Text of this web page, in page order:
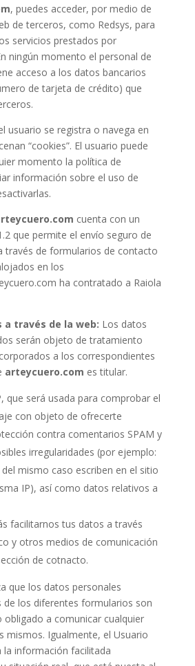
, puedes acceder, por medio de
de terceros, como Redsys, para
servicios prestados por
ningún momento el personal de
acceso a los datos bancarios
de tarjeta de crédito) que
usuario se registra o navega en
“cookies”. El usuario puede
momento la política de
información sobre el uso de
cuenta con un
que permite el envío seguro de
través de formularios de contacto
en los
ha contratado a Raiola
a través de la web: Los datos
serán objeto de tratamiento
a los correspondientes
arteycuero.com es titular.
que será usada para comprobar el
con objeto de ofrecerte
contra comentarios SPAM y
irregularidades (por ejemplo:
mismo caso escriben en el sitio
IP), así como datos relativos a
facilitarnos tus datos a través
y otros medios de comunicación
de cotnacto.
que los datos personales
de los diferentes formularios son
obligado a comunicar cualquier
mismos. Igualmente, el Usuario
la información facilitada